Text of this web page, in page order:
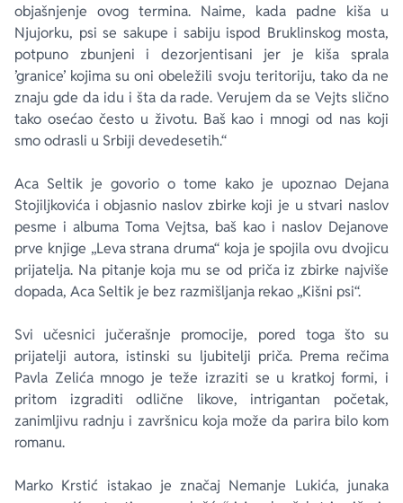
objašnjenje ovog termina. Naime, kada padne kiša u
Njujorku, psi se sakupe i sabiju ispod Bruklinskog mosta,
potpuno zbunjeni i dezorjentisani jer je kiša sprala
’granice’ kojima su oni obeležili svoju teritoriju, tako da ne
znaju gde da idu i šta da rade. Verujem da se Vejts slično
tako osećao često u životu. Baš kao i mnogi od nas koji
smo odrasli u Srbiji devedesetih.“
Aca Seltik je govorio o tome kako je upoznao Dejana
Stojiljkovića i objasnio naslov zbirke koji je u stvari naslov
pesme i albuma Toma Vejtsa, baš kao i naslov Dejanove
prve knjige „Leva strana druma“ koja je spojila ovu dvojicu
prijatelja. Na pitanje koja mu se od priča iz zbirke najviše
dopada, Aca Seltik je bez razmišljanja rekao „Kišni psi“.
Svi učesnici jučerašnje promocije, pored toga što su
prijatelji autora, istinski su ljubitelji priča. Prema rečima
Pavla Zelića mnogo je teže izraziti se u kratkoj formi, i
pritom izgraditi odlične likove, intrigantan početak,
zanimljivu radnju i završnicu koja može da parira bilo kom
romanu.
Marko Krstić istakao je značaj Nemanje Lukića, junaka